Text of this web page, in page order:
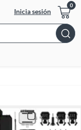
Inicia sesión